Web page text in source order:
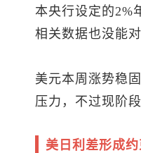
本央行设定的2%
相关数据也没能
美元本周涨势稳
压力，不过现阶
美日利差形成约